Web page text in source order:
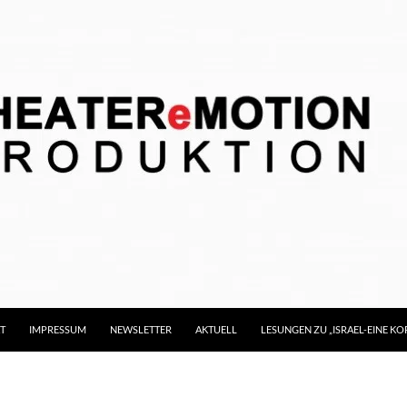
IMPRESSUM NEWSLETTER AKTUELL LESUNGEN ZU „ISRAEL-EINE